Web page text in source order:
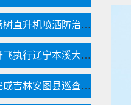
飞机之家展开杨树直升机喷洒防治杨小舟蛾
飞机之家二度开飞执行辽宁本溪大雅河巡查任务
飞机之家顺利完成吉林安图县巡查任务